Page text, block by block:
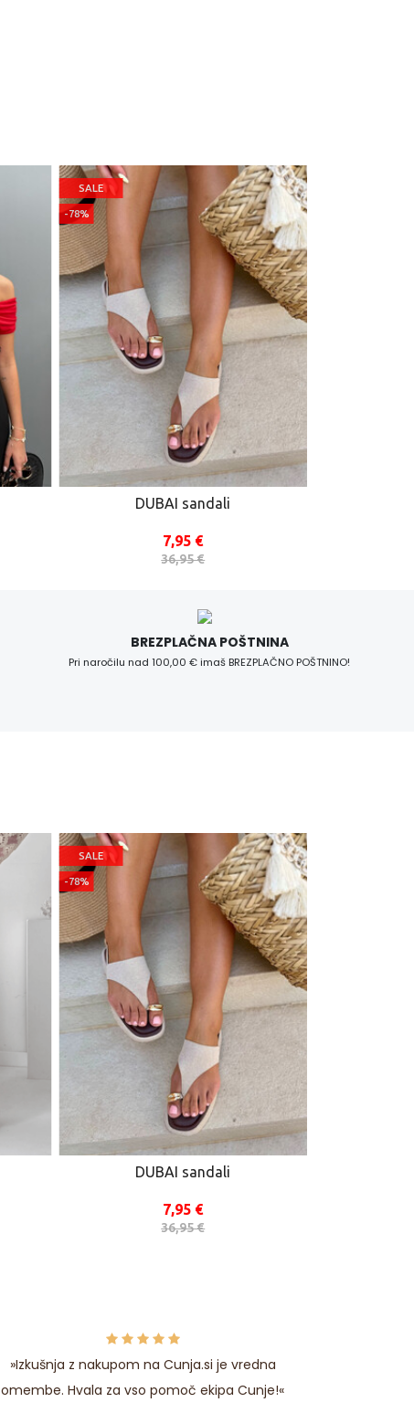
SALE
-78%
DUBAI sandali
7,95 €
36,95 €
BREZPLAČNA POŠTNINA
Pri naročilu nad 100,00 € imaš BREZPLAČNO POŠTNINO!
SALE
-78%
DUBAI sandali
7,95 €
36,95 €
»Izkušnja z nakupom na Cunja.si je vredna
omembe. Hvala za vso pomoč ekipa Cunje!«